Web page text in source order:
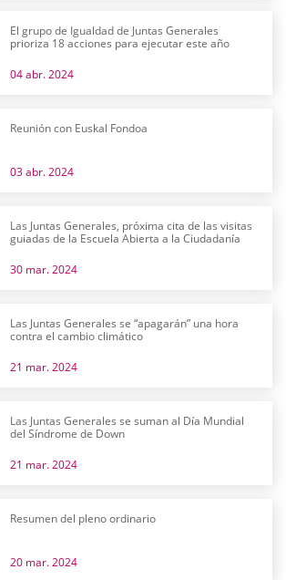
El grupo de Igualdad de Juntas Generales
prioriza 18 acciones para ejecutar este año
04 abr. 2024
Reunión con Euskal Fondoa
03 abr. 2024
Las Juntas Generales, próxima cita de las visitas
guiadas de la Escuela Abierta a la Ciudadanía
30 mar. 2024
Las Juntas Generales se “apagarán” una hora
contra el cambio climático
21 mar. 2024
Las Juntas Generales se suman al Día Mundial
del Síndrome de Down
21 mar. 2024
Resumen del pleno ordinario
20 mar. 2024